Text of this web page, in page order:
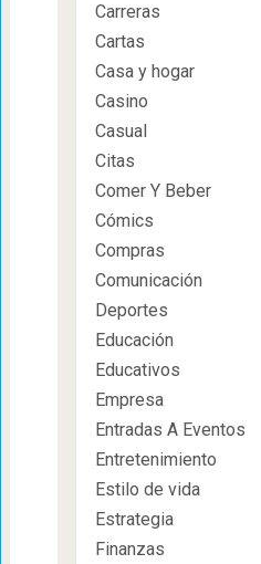
Carreras
Cartas
Casa y hogar
Casino
Casual
Citas
Comer Y Beber
Cómics
Compras
Comunicación
Deportes
Educación
Educativos
Empresa
Entradas A Eventos
Entretenimiento
Estilo de vida
Estrategia
Finanzas